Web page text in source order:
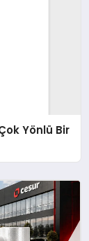
Yönlü Bir